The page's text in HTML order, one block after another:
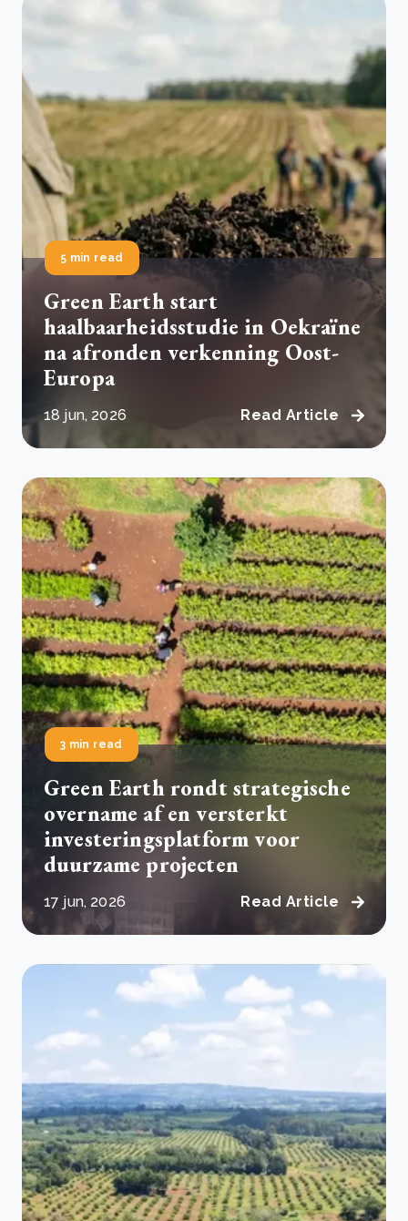
5 min read
Green Earth start
haalbaarheidsstudie in Oekraïne
na afronden verkenning Oost-
Europa
18 jun, 2026 Read Article
3 min read
Green Earth rondt strategische
overname af en versterkt
investeringsplatform voor
duurzame projecten
17 jun, 2026 Read Article